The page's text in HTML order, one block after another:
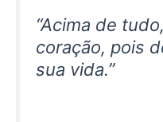
“Acima de
coração, pois
sua vida.”